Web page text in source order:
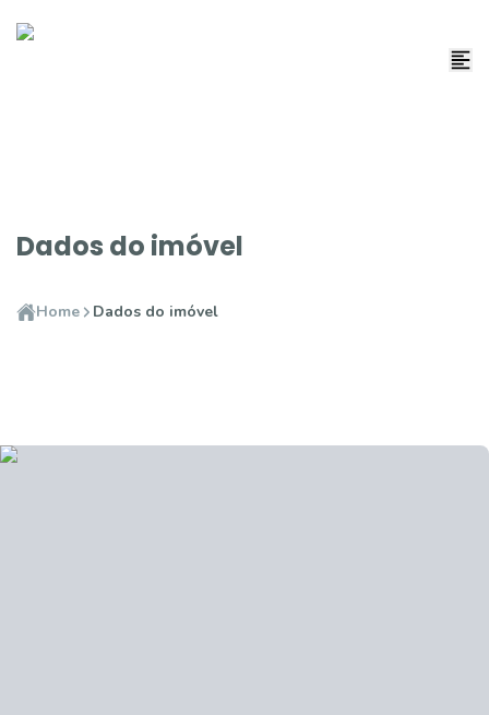
Dados do imóvel
Home Dados do imóvel